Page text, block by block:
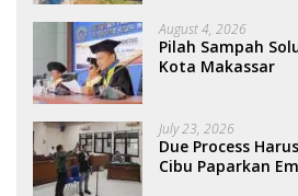
August 4, 2026
Pilah Sampah
Kota Makassar
July 23, 2026
Due Process
Cibu Paparkan